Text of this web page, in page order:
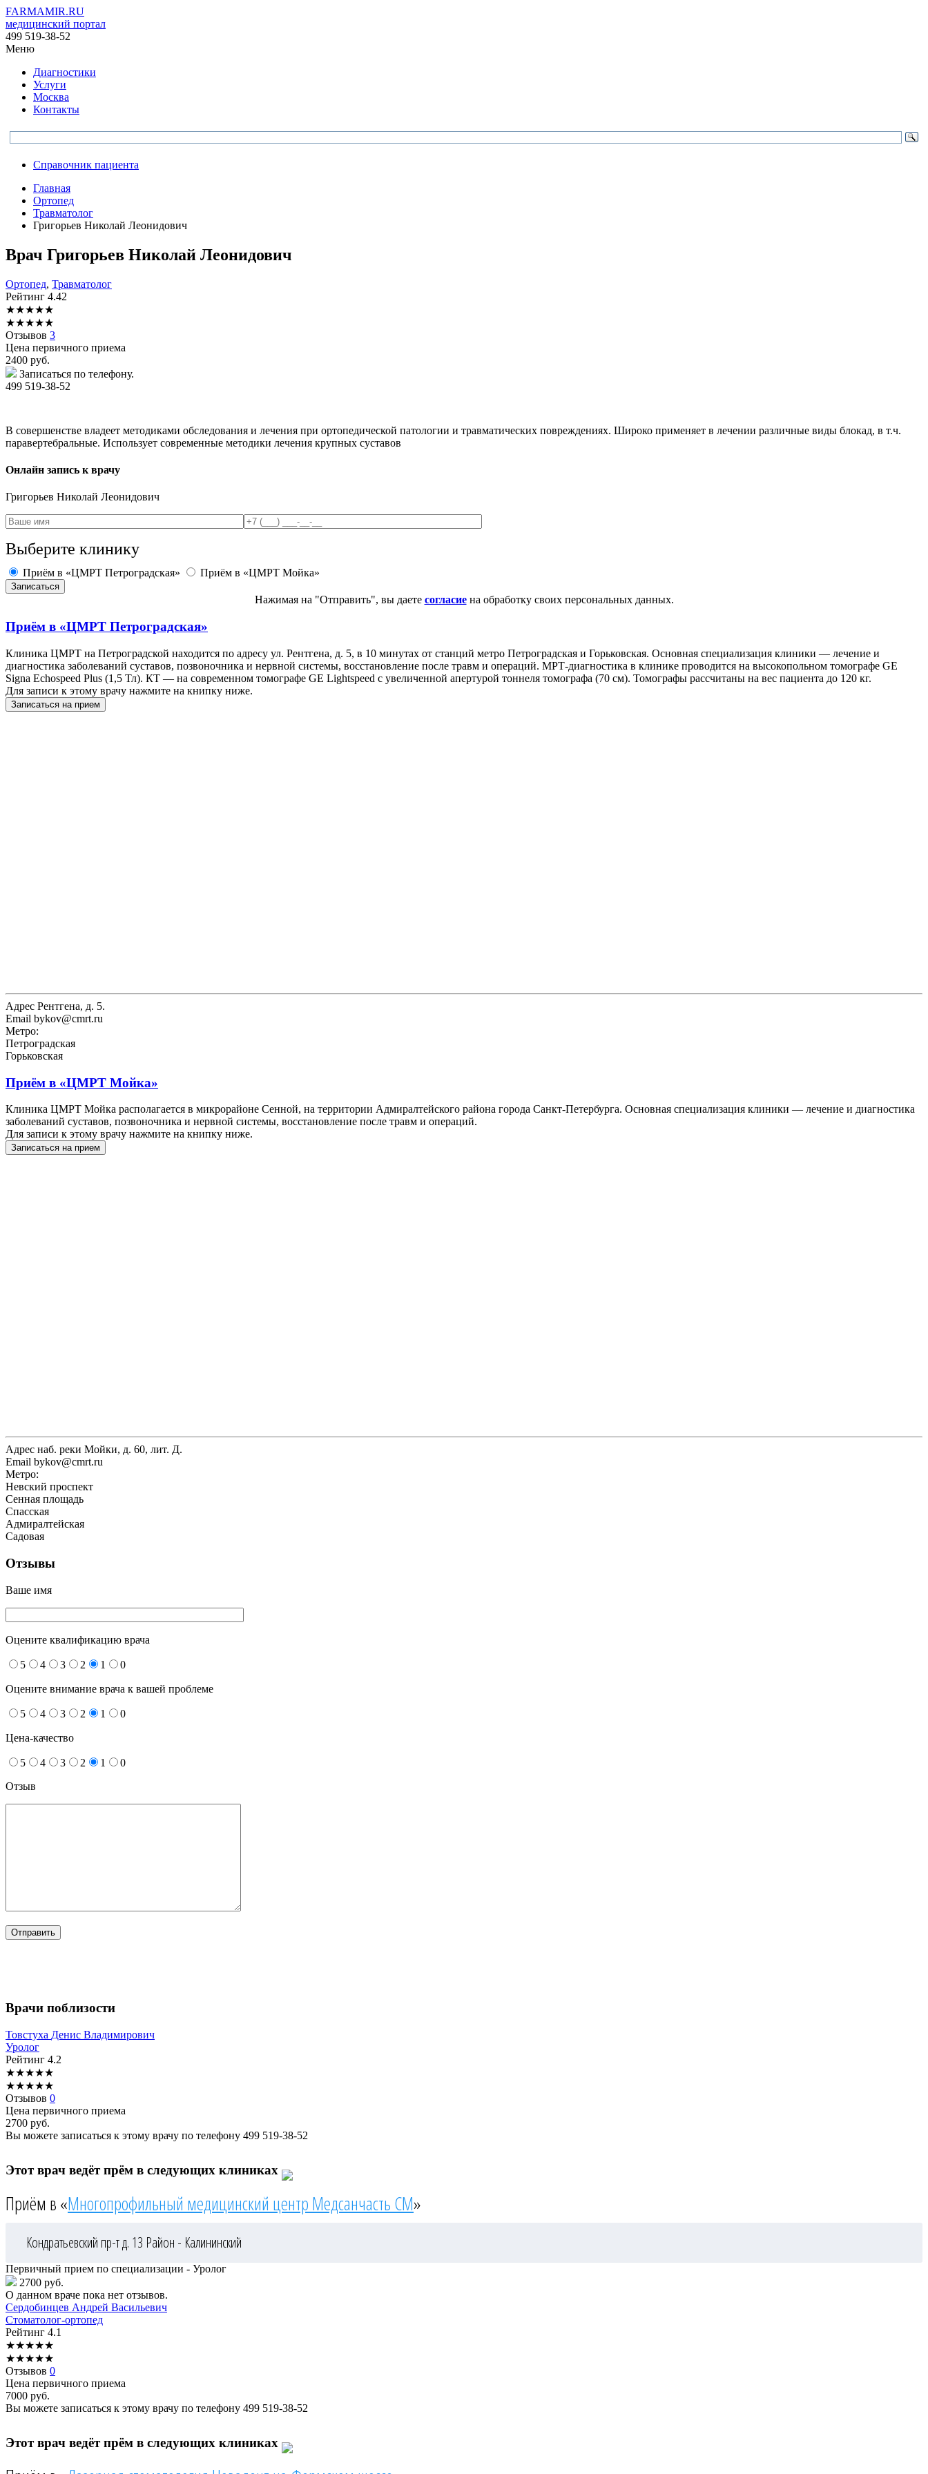
FARMAMIR.RU
медицинский портал
499 519-38-52
Меню
Диагностики
Услуги
Москва
Контакты
Справочник пациента
Главная
Ортопед
Травматолог
Григорьев Николай Леонидович
Врач Григорьев Николай Леонидович
Ортопед, Травматолог
Рейтинг 4.42
★★★★★
★★★★★
Отзывов 3
Цена первичного приема
2400 руб.
Записаться по телефону.
499 519-38-52
В совершенстве владеет методиками обследования и лечения при ортопедической патологии и травматических повреждениях. Широко применяет в лечении различные виды блокад, в т.ч.
паравертебральные. Использует современные методики лечения крупных суставов
Онлайн запись к врачу
Григорьев Николай Леонидович
Выберите клинику
Приём в «ЦМРТ Петроградская» Приём в «ЦМРТ Мойка»
Нажимая на "Отправить", вы даете согласиена обработку своих персональных данных.
Приём в «ЦМРТ Петроградская»
Клиника ЦМРТ на Петроградской находится по адресу ул. Рентгена, д. 5, в 10 минутах от станций метро Петроградская и Горьковская. Основная специализация клиники — лечение и
диагностика заболеваний суставов, позвоночника и нервной системы, восстановление после травм и операций. МРТ-диагностика в клинике проводится на высокопольном томографе GE
Signa Echospeed Plus (1,5 Тл). КТ — на современном томографе GE Lightspeed с увеличенной апертурой тоннеля томографа (70 см). Томографы рассчитаны на вес пациента до 120 кг.
Для записи к этому врачу нажмите на книпку ниже.
Записаться на прием
Адрес Рентгена, д. 5.
Email bykov@cmrt.ru
Метро:
Петроградская
Горьковская
Приём в «ЦМРТ Мойка»
Клиника ЦМРТ Мойка располагается в микрорайоне Сенной, на территории Адмиралтейского района города Санкт-Петербурга. Основная специализация клиники — лечение и диагностика
заболеваний суставов, позвоночника и нервной системы, восстановление после травм и операций.
Для записи к этому врачу нажмите на книпку ниже.
Записаться на прием
Адрес наб. реки Мойки, д. 60, лит. Д.
Email bykov@cmrt.ru
Метро:
Невский проспект
Сенная площадь
Спасская
Адмиралтейская
Садовая
Отзывы
Ваше имя
Оцените квалификацию врача
5 4 3 2 1 0
Оцените внимание врача к вашей проблеме
5 4 3 2 1 0
Цена-качество
5 4 3 2 1
0
Отзыв
Врачи поблизости
Товстуха Денис Владимирович
Уролог
Рейтинг 4.2
★★★★★
★★★★★
Отзывов 0
Цена первичного приема
2700 руб.
Вы можете записаться к этому врачу по телефону 499 519-38-52
Этот врач ведёт прём в следующих клиниках
Приём в «Многопрофильный медицинский центр Медсанчасть СМ»
Кондратьевский пр-т д. 13 Район - Калининский
Первичный прием по специализации - Уролог
2700 руб.
О данном враче пока нет отзывов.
Сердобинцев Андрей Васильевич
Стоматолог-ортопед
Рейтинг 4.1
★★★★★
★★★★★
Отзывов 0
Цена первичного приема
7000 руб.
Вы можете записаться к этому врачу по телефону 499 519-38-52
Этот врач ведёт прём в следующих клиниках